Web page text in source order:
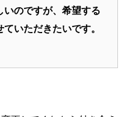
のですが、希望する
いただきたいです。